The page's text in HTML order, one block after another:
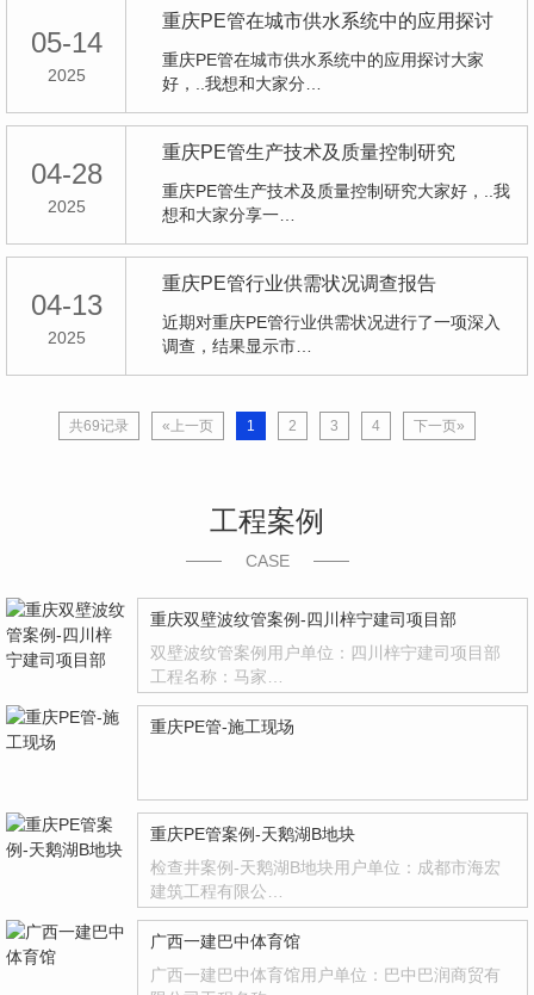
05-14
2025
重庆PE管在城市供水系统中的应用探讨
重庆PE管在城市供水系统中的应用探讨大家
好，..我想和大家分…
04-28
2025
重庆PE管生产技术及质量控制研究
重庆PE管生产技术及质量控制研究大家好，..我
想和大家分享一…
04-13
2025
重庆PE管行业供需状况调查报告
近期对重庆PE管行业供需状况进行了一项深入
调查，结果显示市…
共69记录 «上一页 1 2 3 4 下一页»
工程案例
CASE
重庆双壁波纹管案例-四川梓宁建司项目部
双壁波纹管案例用户单位：四川梓宁建司项目部
工程名称：马家…
重庆PE管-施工现场
重庆PE管案例-天鹅湖B地块
检查井案例-天鹅湖B地块用户单位：成都市海宏
建筑工程有限公…
广西一建巴中体育馆
广西一建巴中体育馆用户单位：巴中巴润商贸有